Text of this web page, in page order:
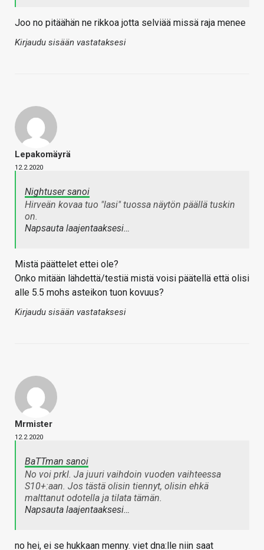
Joo no pitäähän ne rikkoa jotta selviää missä raja menee
Kirjaudu sisään vastataksesi
Lepakomäyrä
12.2.2020
Nightuser sanoi
Hirveän kovaa tuo "lasi" tuossa näytön päällä tuskin
on.
Napsauta laajentaaksesi…
Mistä päättelet ettei ole?
Onko mitään lähdettä/testiä mistä voisi päätellä että olisi
alle 5.5 mohs asteikon tuon kovuus?
Kirjaudu sisään vastataksesi
Mrmister
12.2.2020
BaTTman sanoi
No voi prkl. Ja juuri vaihdoin vuoden vaihteessa
S10+:aan. Jos tästä olisin tiennyt, olisin ehkä
malttanut odotella ja tilata tämän.
Napsauta laajentaaksesi…
no hei, ei se hukkaan menny. viet dna:lle niin saat